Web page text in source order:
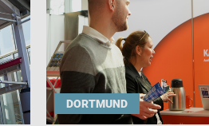
DORTMUND